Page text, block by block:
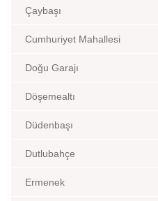
Çaybaşı
Cumhuriyet Mahallesi
Doğu Garajı
Döşemealtı
Düdenbaşı
Dutlubahçe
Ermenek